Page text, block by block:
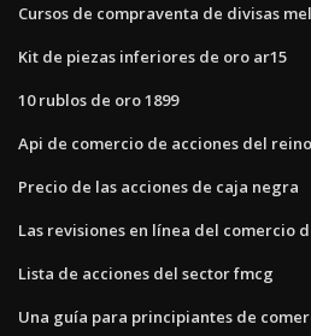
Cursos de compraventa de divisas
Kit de piezas inferiores de oro ar15
10 rublos de oro 1899
Api de comercio de acciones del
Precio de las acciones de caja negra
Las revisiones en línea del comercio
Lista de acciones del sector fmcg
Una guía para principiantes de